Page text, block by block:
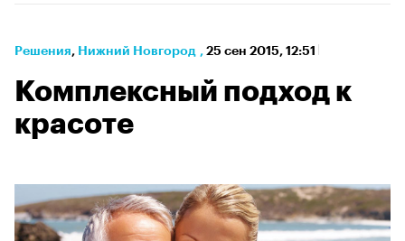
Решения⁠, Нижний Новгород , 25 сен 2015, 12:51
Комплексный подход к
красоте